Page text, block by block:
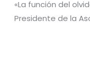
«La función del
Presidente de la